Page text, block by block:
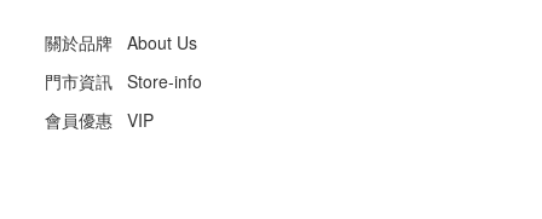
關於品牌 About Us
門市資訊 Store-info
會員優惠 VIP